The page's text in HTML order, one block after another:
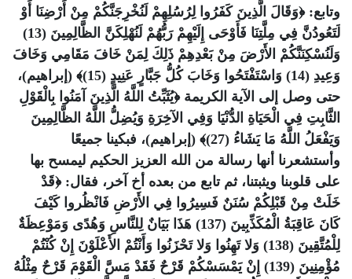
وتابع: ﴿وَقَالَ الَّذِينَ كَفَرُوا لِرُسُلِهِمْ لَنُخْرِجَنَّكُمْ مِنْ أَرْضِنَا أَوْ
لَتَعُودُنَّ فِي مِلَّتِنَا فَأَوْحَى إِلَيْهِمْ رَبُّهُمْ لَنُهْلِكَنَّ الظَّالِمِينَ (13)
وَلَنُسْكِنَنَّكُمْ الأَرْضَ مِنْ بَعْدِهِمْ ذَلِكَ لِمَنْ خَافَ مَقَامِي وَخَافَ
وَعِيدِ (14) وَاسْتَفْتَحُوا وَخَابَ كُلُّ جَبَّارٍ عَنِيدٍ (15)﴾ (إبراهيم)،
حتى وصل إلى الآية الكريمة ﴿يُثَبِّتُ اللَّهُ الَّذِينَ آمَنُوا بِالْقَوْلِ
الثَّابِتِ فِي الْحَيَاةِ الدُّنْيَا وَفِي الآخِرَةِ وَيُضِلُّ اللَّهُ الظَّالِمِينَ
وَيَفْعَلُ اللَّهُ مَا يَشَاءُ (27)﴾ (إبراهيم)، فبكينا جميعًا
وأستشعرنا أنها رسالة من الله العزيز الحكيم ليمسح بها
على قلوبنا ويثبتنا، ثم تابع من بعده أخ آخر، فقال: ﴿قَدْ
خَلَتْ مِنْ قَبْلِكُمْ سُنَنٌ فَسِيرُوا فِي الأَرْضِ فَانْظُروا كَيْفَ
كَانَ عَاقِبَةُ الْمُكَذِّبِينَ (137) هَذَا بَيَانٌ لِلنَّاسِ وَهُدًى وَمَوْعِظَةٌ
لِلْمُتَّقِينَ (138) وَلا تَهِنُوا وَلا تَحْزَنُوا وَأَنْتُمْ الأَعْلَوْنَ إِنْ كُنْتُمْ
مُؤْمِنِينَ (139) إِنْ يَمْسَسْكُمْ قَرْحٌ فَقَدْ مَسَّ الْقَوْمَ قَرْحٌ مِثْلُهُ